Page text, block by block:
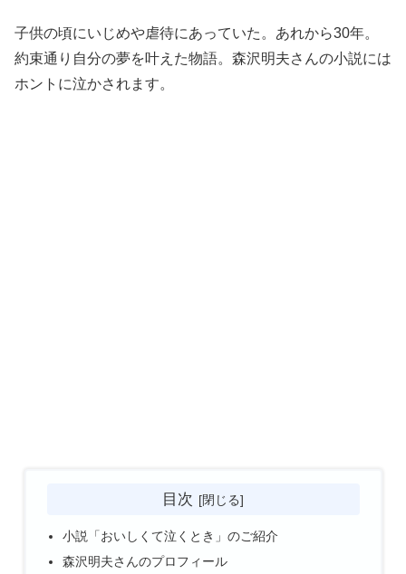
子供の頃にいじめや虐待にあっていた。あれから30年。
約束通り自分の夢を叶えた物語。森沢明夫さんの小説には
ホントに泣かされます。
目次
小説「おいしくて泣くとき」のご紹介
森沢明夫さんのプロフィール